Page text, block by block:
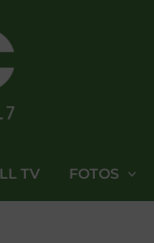
TV FOTOS